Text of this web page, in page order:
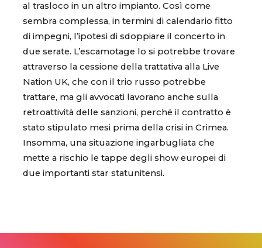
al trasloco in un altro impianto. Così come
sembra complessa, in termini di calendario fitto
di impegni, l’ipotesi di sdoppiare il concerto in
due serate. L’escamotage lo si potrebbe trovare
attraverso la cessione della trattativa alla Live
Nation UK, che con il trio russo potrebbe
trattare, ma gli avvocati lavorano anche sulla
retroattività delle sanzioni, perché il contratto è
stato stipulato mesi prima della crisi in Crimea.
Insomma, una situazione ingarbugliata che
mette a rischio le tappe degli show europei di
due importanti star statunitensi.